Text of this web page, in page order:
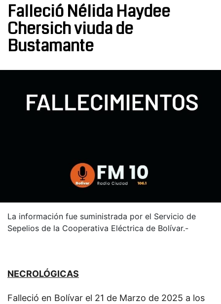
Falleció Nélida Haydee
Chersich viuda de
Bustamante
La información fue suministrada por el Servicio de
Sepelios de la Cooperativa Eléctrica de Bolívar.-
NECROLÓGICAS
Falleció en Bolívar el 21 de Marzo de 2025 a los